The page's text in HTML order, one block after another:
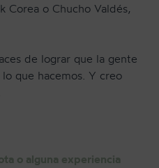
Corea o Chucho Valdés,
de lograr que la gente
que hacemos. Y creo
o alguna experiencia